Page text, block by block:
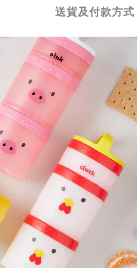
送貨及付款方式